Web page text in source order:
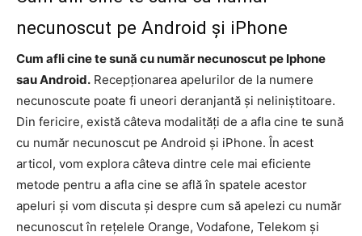
necunoscut pe Android și iPhone
Cum afli cine te sună cu număr necunoscut pe Iphone
sau Android. Recepționarea apelurilor de la numere
necunoscute poate fi uneori deranjantă și neliniștitoare.
Din fericire, există câteva modalități de a afla cine te sună
cu număr necunoscut pe Android și iPhone. În acest
articol, vom explora câteva dintre cele mai eficiente
metode pentru a afla cine se află în spatele acestor
apeluri și vom discuta și despre cum să apelezi cu număr
necunoscut în rețelele Orange, Vodafone, Telekom și